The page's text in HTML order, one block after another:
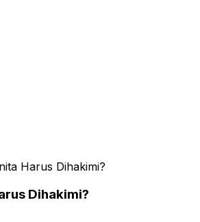
Harus Dihakimi?
Dihakimi?